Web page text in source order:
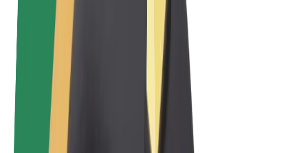
Sąlygos
Privatumas
Slapukai
© 2026 Bolt Technology OÜ
Paslaugos
Kelionės
Paspirtukai